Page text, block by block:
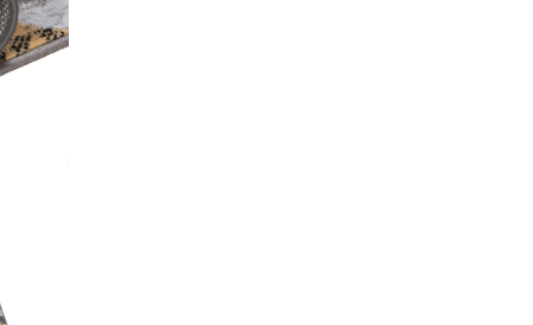
Préférences
Les cookies liés aux préférences permettent au site de se souvenir des
comme votre langue préférée ou la région dans laquelle vous vous trouvez.
engageantes pour l'utilisateur individuel et, par conséquent, plus précieuses